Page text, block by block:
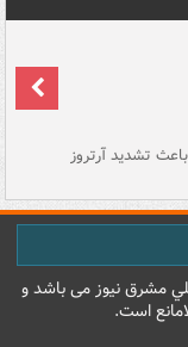
تشدید آرتروز
مشرق نيوز می باشد و
است.